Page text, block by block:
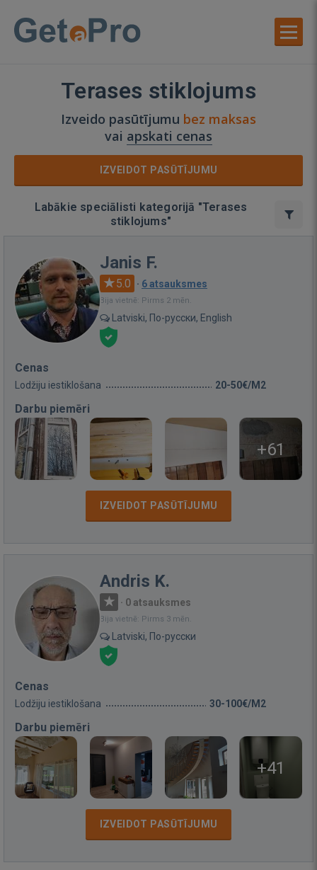
Terases stiklojums
Izveido pasūtījumu bez maksas
vai apskati cenas
IZVEIDOT PASŪTĪJUMU
Labākie speciālisti kategorijā "Terases
stiklojums"
Janis F.
5.0 · 6 atsauksmes
Bija vietnē: Pirms 2 mēn.
Latviski, По-русски, English
Cenas
Lodžiju iestiklošana 20-50€/M2
Darbu piemēri
+61
IZVEIDOT PASŪTĪJUMU
Andris K.
· 0 atsauksmes
Bija vietnē: Pirms 3 mēn.
Latviski, По-русски
Cenas
Lodžiju iestiklošana 30-100€/M2
Darbu piemēri
+41
IZVEIDOT PASŪTĪJUMU